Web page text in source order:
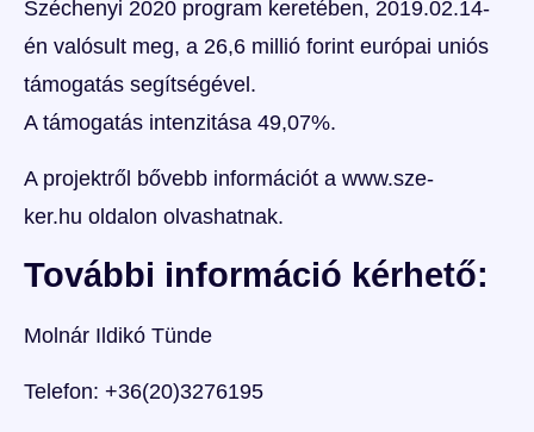
Széchenyi 2020 program keretében, 2019.02.14-
én valósult meg, a 26,6 millió forint európai uniós
támogatás segítségével.
A támogatás intenzitása 49,07%.
A projektről bővebb információt a www.sze-
ker.hu oldalon olvashatnak.
További információ kérhető:
Molnár Ildikó Tünde
Telefon: +36(20)3276195